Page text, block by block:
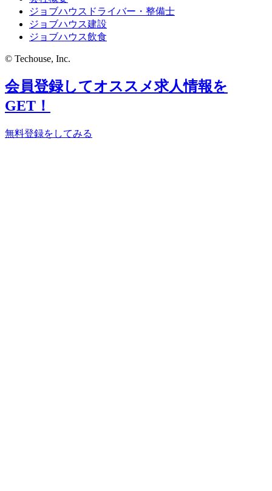
ジョブハウスドライバー・整備士
ジョブハウス建設
ジョブハウス飲食
© Techouse, Inc.
会員登録してオススメ求人情報を
GET！
無料登録をしてみる